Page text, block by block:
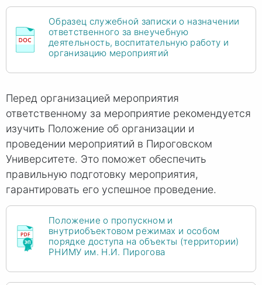
Образец служебной записки о назначении
ответственного за внеучебную
деятельность, воспитательную работу и
организацию мероприятий
Перед организацией мероприятия
ответственному за мероприятие рекомендуется
изучить Положение об организации и
проведении мероприятий в Пироговском
Университете. Это поможет обеспечить
правильную подготовку мероприятия,
гарантировать его успешное проведение.
Положение о пропускном и
внутриобъектовом режимах и особом
порядке доступа на объекты (территории)
РНИМУ им. Н.И. Пирогова